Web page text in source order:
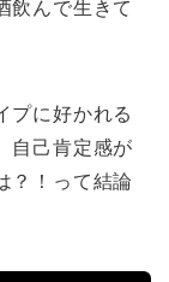
飲んで生きて
プに好かれる
自己肯定感が
？！って結論